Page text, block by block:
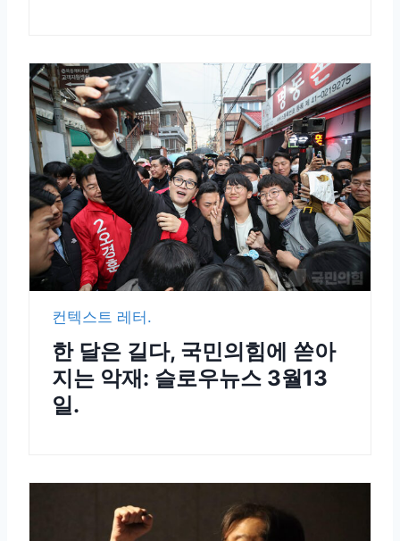
컨텍스트 레터.
한 달은 길다, 국민의힘에 쏟아
지는 악재: 슬로우뉴스 3월13
일.